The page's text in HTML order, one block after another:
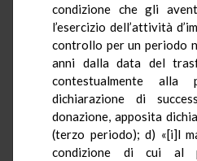
condizione che gli
l’esercizio dell’attività
controllo per un periodo
anni dalla data del
contestualmente alla
dichiarazione di
donazione, apposita
(terzo periodo); d) «[i]l
condizione di cui al